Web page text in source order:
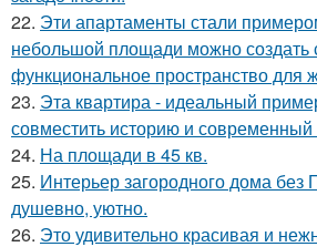
22. Эти апартаменты стали
небольшой площади можно создать
функциональное пространство для
23. Эта квартира - идеальный
совместить историю и
24. На площади в 45 кв.
25. Интерьер загородного дома без
душевно, уютно.
26. Это удивительно красивая и